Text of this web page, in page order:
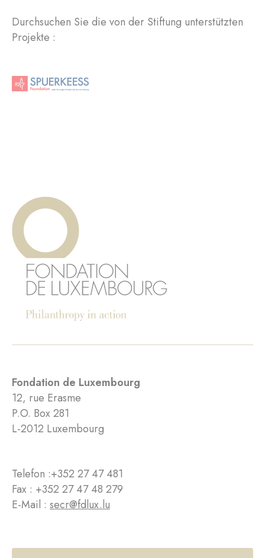
Durchsuchen Sie die von der Stiftung unterstützten
Projekte :
Fondation de Luxembourg
12, rue Erasme
P.O. Box 281
L-2012 Luxembourg
Telefon :+352 27 47 481
Fax : +352 27 47 48 279
E-Mail : secr@fdlux.lu